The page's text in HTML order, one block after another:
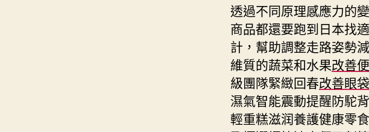
透過不同原理感應力的
商品都還要跑到日本找
計，幫助調整走路姿勢
維質的蔬菜和水果改善
級團隊緊緻回春改善眼
濕氣智能震動提醒防駝
輕重糕滋润養護健康零